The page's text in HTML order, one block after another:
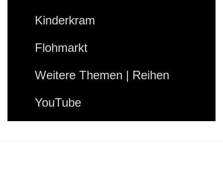
Kinderkram
Flohmarkt
Weitere Themen | Reihen
YouTube